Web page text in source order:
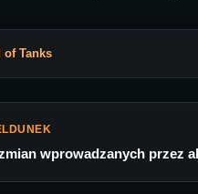
of Tanks
wprowadzanych przez